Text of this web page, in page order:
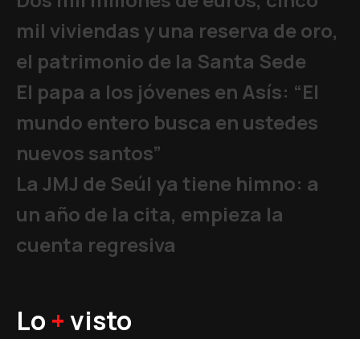
mil viviendas y una reserva de oro,
el patrimonio de la Santa Sede
El papa a los jóvenes en Asís: “El
mundo entero busca en ustedes
nuevos santos”
La JMJ de Seúl ya tiene himno: a
un año de la cita, empieza la
cuenta regresiva
Lo +visto